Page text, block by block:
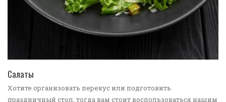
Салаты
Хотите организовать перекус или подготовить
праздничный стол, тогда вам стоит воспользоваться нашим